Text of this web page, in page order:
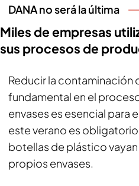
DANA no será la última
Miles de empresas
sus procesos de
Reducir la contaminación
fundamental en el
envases es esencial para
este verano es
botellas de plástico
propios envases.